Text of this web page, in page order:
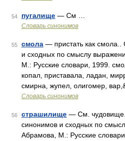
54 пугалище — См …
Словарь синонимов
55 смола — пристать как смола..
и сходных по смыслу
М.: Русские словари, 1999.
копал, приставала, ладан,
смирна, жупел, олигомер,
Словарь синонимов
56 страшилище — См.
синонимов и сходных по
Абрамова, М.: Русские